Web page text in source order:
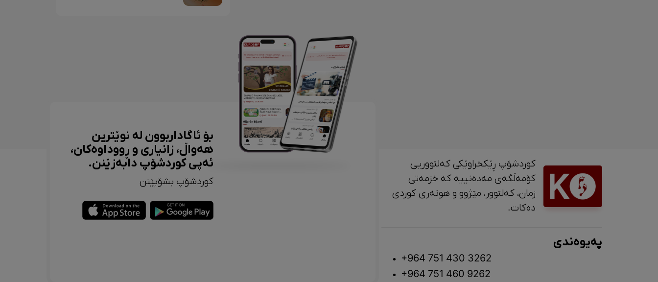
کوردشۆپ ڕێکخراوێکی کەلتووریی
کۆمەڵگەی مەدەنییە کە خزمەتی
زمان، کەلتوور، مێژوو و ‎هونەری کوردی
دەکات.
پەیوەندی
+964 751 430 3262
+964 751 460 9262
بۆ ئاگاداربوون لە نوێترین
هەواڵ، زانیاری و ڕووداوەکان،
ئەپی کوردشۆپ دابەزێنن.
کوردشۆپ بشۆپێنن